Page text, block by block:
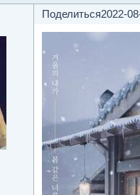
Поделиться2022-